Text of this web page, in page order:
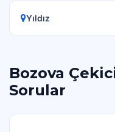
Yıldız
Bozova
Sorular